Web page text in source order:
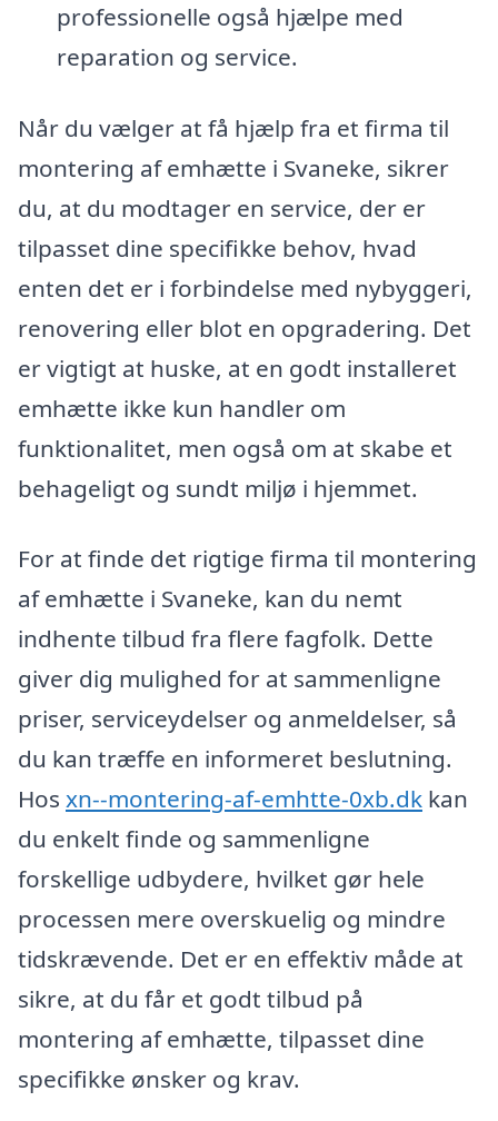
professionelle også hjælpe med
reparation og service.
Når du vælger at få hjælp fra et firma til
montering af emhætte i Svaneke, sikrer
du, at du modtager en service, der er
tilpasset dine specifikke behov, hvad
enten det er i forbindelse med nybyggeri,
renovering eller blot en opgradering. Det
er vigtigt at huske, at en godt installeret
emhætte ikke kun handler om
funktionalitet, men også om at skabe et
behageligt og sundt miljø i hjemmet.
For at finde det rigtige firma til montering
af emhætte i Svaneke, kan du nemt
indhente tilbud fra flere fagfolk. Dette
giver dig mulighed for at sammenligne
priser, serviceydelser og anmeldelser, så
du kan træffe en informeret beslutning.
Hos xn--montering-af-emhtte-0xb.dk kan
du enkelt finde og sammenligne
forskellige udbydere, hvilket gør hele
processen mere overskuelig og mindre
tidskrævende. Det er en effektiv måde at
sikre, at du får et godt tilbud på
montering af emhætte, tilpasset dine
specifikke ønsker og krav.